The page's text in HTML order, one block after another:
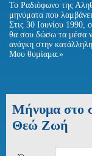
Το Ραδιόφωνο της
μηνύματα που
Στις 30 Ιουνίου
θα σου δώσω τα μέσα
ανάγκη στην
Μου θυμίαμα.»
Μήνυμα στο
Θεώ Ζωή